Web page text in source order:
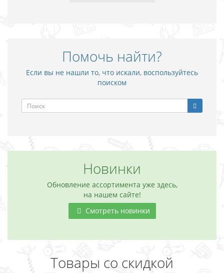
Помочь найти?
Если вы не нашли то, что искали, воспользуйтесь
поиском
Новинки
Обновление ассортимента уже здесь,
на нашем сайте!
Смотреть новинки
Товары со скидкой